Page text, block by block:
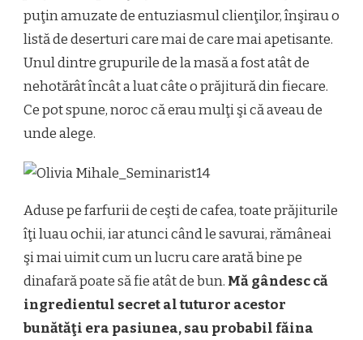
puţin amuzate de entuziasmul clienţilor, înşirau o
listă de deserturi care mai de care mai apetisante.
Unul dintre grupurile de la masă a fost atât de
nehotărât încât a luat câte o prăjitură din fiecare.
Ce pot spune, noroc că erau mulţi şi că aveau de
unde alege.
Aduse pe farfurii de ceşti de cafea, toate prăjiturile
îţi luau ochii, iar atunci când le savurai, rămâneai
şi mai uimit cum un lucru care arată bine pe
dinafară poate să fie atât de bun. Mă gândesc că
ingredientul secret al tuturor acestor
bunătăţi era pasiunea, sau probabil făina